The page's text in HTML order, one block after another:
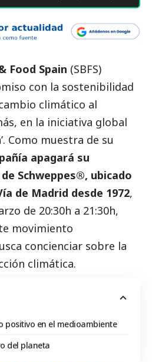
Food Spain (SBFS)
con la sostenibilidad
climático al
en la iniciativa global
Como muestra de su
apagará su
Schweppes®, ubicado
de Madrid desde 1972,
de 20:30h a 21:30h,
movimiento
concienciar sobre la
climática.
positivo en el medioambiente
del planeta